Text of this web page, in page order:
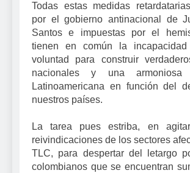
Todas estas medidas
por el gobierno antinacional de
Santos e impuestas por el
tienen en común la
voluntad para construir
nacionales y una armoniosa
Latinoamericana en función del
nuestros países.
La tarea pues estriba, en
reivindicaciones de los sectores
TLC, para despertar del letargo
colombianos que se encuentran